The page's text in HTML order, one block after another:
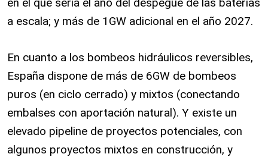
a escala; y más de 1GW adicional en el año 2027.
En cuanto a los bombeos hidráulicos reversibles,
España dispone de más de 6GW de bombeos
puros (en ciclo cerrado) y mixtos (conectando
embalses con aportación natural). Y existe un
elevado pipeline de proyectos potenciales, con
algunos proyectos mixtos en construcción, y